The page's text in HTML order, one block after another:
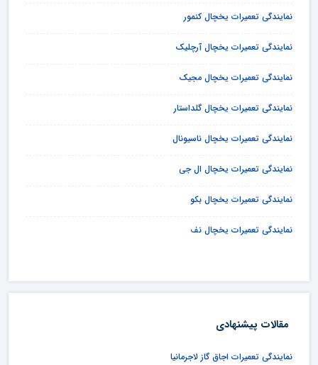
نمایندگی تعمیرات یخچال کنمور
نمایندگی تعمیرات یخچال آرچلیک
نمایندگی تعمیرات یخچال مجیک
نمایندگی تعمیرات یخچال گلداستار
نمایندگی تعمیرات یخچال ناسیونال
نمایندگی تعمیرات یخچال ال جی
نمایندگی تعمیرات یخچال بکو
نمایندگی تعمیرات یخچال نف
مقالات پیشنهادی
نمایندگی تعمیرات اجاق گاز لاجرمانیا